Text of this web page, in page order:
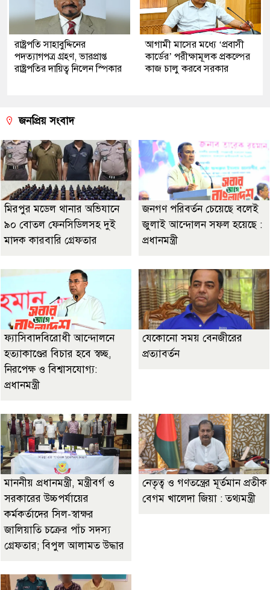
রাষ্ট্রপতি সাহাবুদ্দিনের
পদত্যাগপত্র গ্রহণ, ভারপ্রাপ্ত
রাষ্ট্রপতির দায়িত্ব নিলেন স্পিকার
আগামী মাসের মধ্যে ‘প্রবাসী
কার্ডের’ পরীক্ষামূলক প্রকল্পের
কাজ চালু করবে সরকার
জনপ্রিয় সংবাদ
মিরপুর মডেল থানার অভিযানে
৯০ বোতল ফেনসিডিলসহ দুই
মাদক কারবারি গ্রেফতার
জনগণ পরিবর্তন চেয়েছে বলেই
জুলাই আন্দোলন সফল হয়েছে :
প্রধানমন্ত্রী
ফ্যাসিবাদবিরোধী আন্দোলনে
হত্যাকাণ্ডের বিচার হবে স্বচ্ছ,
নিরপেক্ষ ও বিশ্বাসযোগ্য:
প্রধানমন্ত্রী
যেকোনো সময় বেনজীরের
প্রত্যাবর্তন
মাননীয় প্রধানমন্ত্রী, মন্ত্রীবর্গ ও
সরকারের উচ্চপর্যায়ের
কর্মকর্তাদের সিল-স্বাক্ষর
জালিয়াতি চক্রের পাঁচ সদস্য
গ্রেফতার; বিপুল আলামত উদ্ধার
নেতৃত্ব ও গণতন্ত্রের মূর্তমান প্রতীক
বেগম খালেদা জিয়া : তথ্যমন্ত্রী